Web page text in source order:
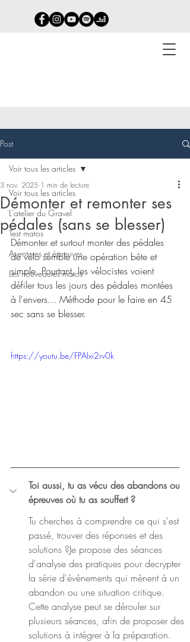
Gravel - Bikepacking -
Ultra
Post
Voir tous les articles
L'atelier du Gravel
Test matos
Aventures et épreuves
Les nouveautés matos
Voir tous les articles
Démonter et remonter ses
pédales (sans se blesser)
3 nov. 2025 1 min de lecture
Démonter et surtout monter des pédales
de vélo semble une opération bête et
simple. Pourtant, les vélocistes voient
défiler tous les jours des pédales montées
à l'envers... Méthode pour le faire en 45
sec sans se blesser.
https://youtu.be/FPAIxi2rv0k
Toi aussi, tu as vécu des abandons ou
épreuves où tu as souffert ?
Tu cherches à comprendre ce qui s'est
passé, trouver des réponses et des
solutions ?Je propose des séances
d'analyse des pratiques pour decrypter
la série d'évènements qui mènent à un
abandon ou une situation critique.
Cette analyse peut se dérouler sur
plusieurs séances, afin de proposer des
solutions à intégrer à la préparation.